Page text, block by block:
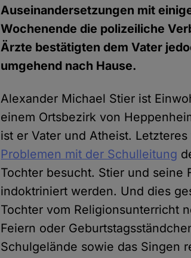
Auseinandersetzungen mit
Wochenende die polizeiliche
Ärzte bestätigten dem Vater
umgehend nach Hause.
Alexander Michael Stier ist
einem Ortsbezirk von
ist er Vater und Atheist.
Problemen mit der Schulleitung
Tochter besucht. Stier und seine
indoktriniert werden. Und dies
Tochter vom Religionsunterricht
Feiern oder
Schulgelände sowie das Singen